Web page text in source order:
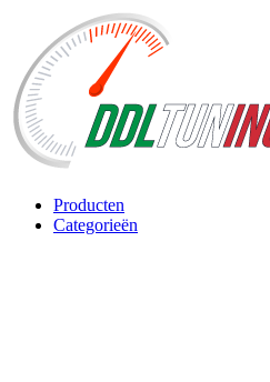
Producten
Categorieën